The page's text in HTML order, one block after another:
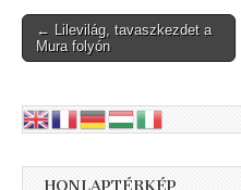
Post
navigation
← Lilevilág, tavaszkezdet a
Mura folyón